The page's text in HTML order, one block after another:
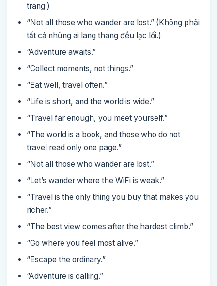
trang.)
“Not all those who wander are lost.” (Không phải
tất cả những ai lang thang đều lạc lối.)
“Adventure awaits.”
“Collect moments, not things.”
“Eat well, travel often.”
“Life is short, and the world is wide.”
“Travel far enough, you meet yourself.”
“The world is a book, and those who do not
travel read only one page.”
“Not all those who wander are lost.”
“Let’s wander where the WiFi is weak.”
“Travel is the only thing you buy that makes you
richer.”
“The best view comes after the hardest climb.”
“Go where you feel most alive.”
“Escape the ordinary.”
“Adventure is calling.”